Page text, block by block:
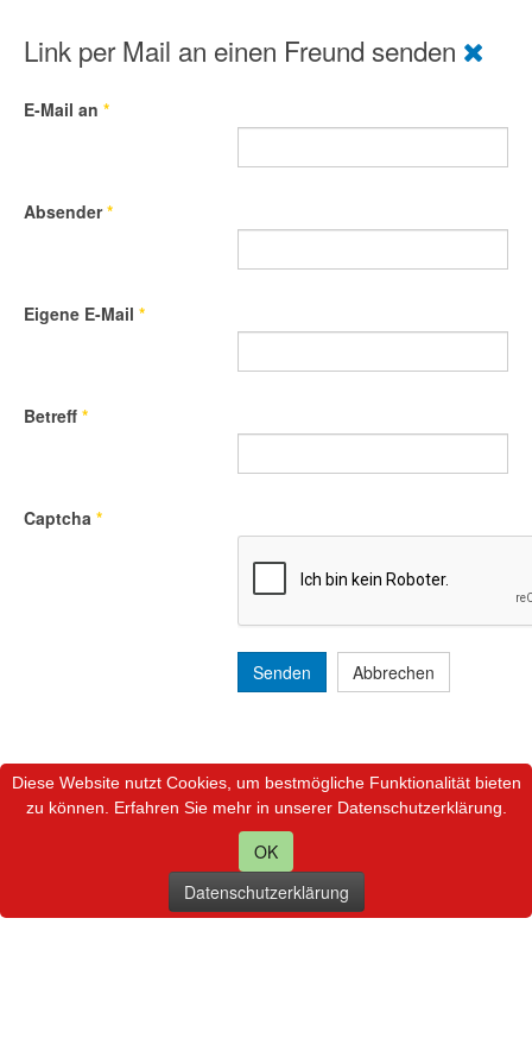
Link per Mail an einen Freund senden
E-Mail an *
Absender*
Eigene E-Mail *
Betreff *
Captcha *
Senden Abbrechen
Diese Website nutzt Cookies, um bestmögliche Funktionalität bieten
zu können. Erfahren Sie mehr in unserer Datenschutzerklärung.
OK
Datenschutzerklärung